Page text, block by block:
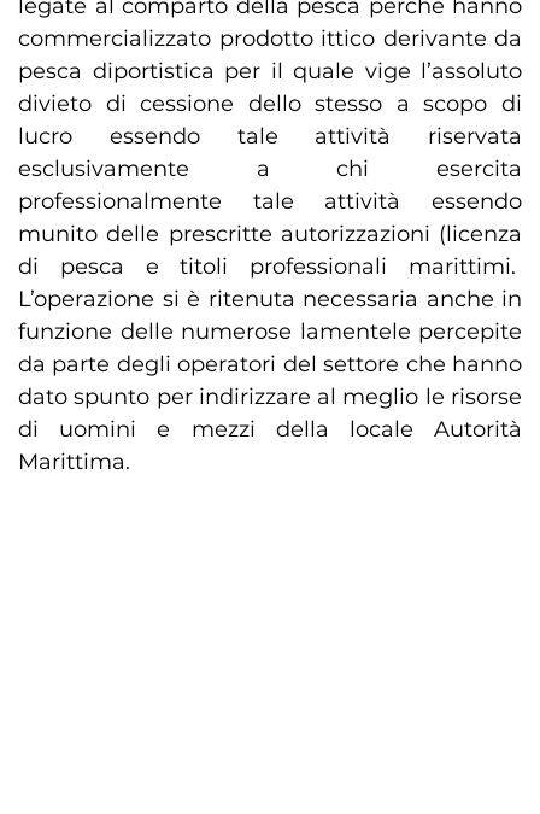
legate al comparto della pesca perché hanno
commercializzato prodotto ittico derivante da
pesca diportistica per il quale vige l’assoluto
divieto di cessione dello stesso a scopo di
lucro essendo tale attività riservata
esclusivamente a chi esercita
professionalmente tale attività essendo
munito delle prescritte autorizzazioni (licenza
di pesca e titoli professionali marittimi.
L’operazione si è ritenuta necessaria anche in
funzione delle numerose lamentele percepite
da parte degli operatori del settore che hanno
dato spunto per indirizzare al meglio le risorse
di uomini e mezzi della locale Autorità
Marittima.